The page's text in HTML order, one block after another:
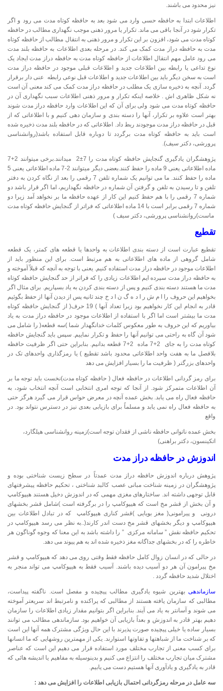
نیز محدود می باشند.
اطلاعات ابتدا به حافظه حسی وارد می شود بعد به حافظه کوتاه مدت می رود و اگر
تکرار شود در آنجا باقی می ماند. تکرار یا مرور ذهنی موجب نگهداری مطالب در حافظه
کوتاه مدت می شود، افزون بر این تکرار و مرور ذهنی به انتقال مطالب از حافظه کوتاه
مدت به حافظه دراز مدت کمک می کند. در مرحله بعدی اطلاعات به حافظه بلند مدت
می رود عامل مهم انتقال اطلاعات از حافظه کوتاه مدت به حافظه دراز مدت ایجاد یک
نوع تداعی یا رابطه بین اطلاعات جدید و اطلاعات قبلی موجود در حافظه دراز مدت
است به سخن دیگر باید بین اطلاعات جدید و اطلاعات قبل نوعی رابطه عنی دار برقرار
گردد. آنچه به ذخیره سازی یک مطلب در حافظه دراز مدت کمک می کند معنی آن است
نه شکل ظاهری اش . خلاصه اینکه تکرار و مرور ذهنی اطلاعات سبب نگهداری آن در
حافظه کوتاه مدت می شود ولی برای آن که این اطلاعات وارد حافظه دراز مدت شوند
بهتر است علاوه بر تکرار، آنها را دسته بندی و سازمان دهی کنیم و با اطلاعاتی که از
قبل در حافظه دراز مدت موجودند ربط داد. اطلاعاتی که در حافظه بلند مدت ذخیره شده
است باید به حافظه کوتاه مدت برگردد تا دوباره قابل استفاده باشد(روانشناسی
پرورشی، دکتر سیف).
پژوهشگران یادگیری گنجایش حافظه کوتاه مدت را 7±2 میدانند.برخی میتوانند 2+7
ماده اطلاعاتی یعنی 9 ماده را حفظ کنند.بعضی دیگر میتوانند 2-7 ماده اطلاعاتی یعنی 5
ماده را حفظ کنند. ما می توانیم یک شماره تلفن 7 رقمی را بعد از نگاه کردن به دفتر
تلفن و تا رسیدن به تلفن و گرفتن آن شماره در حافظه نگهداریم، اما اگر قرار باشد دو
شماره 7 رقمی را با هم حفظ کنیم این کار از عهده حافظه ما بر نخواهد آمد زیرا دو
شماره 7 رقمی برابر است با 14 ماده اطلاعاتی که فراتر از گنجایش حافظه کوتاه مدت
ماست)روانشناسی پرورشی، دکتر سیف )
تقطیع
تقطیع عبارت است از دسته بندی اطلاعات به واحدها یا قطعه های کمتر، یک قطعه
شامل گروهی از ماده های اطلاعاتی به هم مرتبط است. برای این منظور باید از
اطلاعات موجود در حافظه دراز مدت استفاده کنیم. یعنی با توجه به آنچه که قبلاً آموخته و
به حافظه دراز مدت سپرده ایم اطلاعات زیادی را که فراتر از حد گنجایش حافظه کوتاه
مدت ما هستند دسته بندی کنیم و پس از دسته بندی کردن به یاد بسپاریم. برای مثال اگر
بخواهیم این حروف را ا م ش ر ا د ه گ ن ا د خ چند ثانیه پس از دیدن آنها از حفظ بگوئیم
قادر به انجام این کار نخواهیم بود زیرا تعداد آنها ) 19 حرف( از گنجایش حافظه کوتاه
مدت ما بیشتر است اما اگر با استفاده از اطلاعات موجود در حافظه دراز مدت به یاد
بیاوریم که این حروف به طور معکوس کلمات خدانگهدار شما )سه قطعه( را شامل می
شود آن گاه به راحتی می توانیم آنها را حفظ و تکرار نماییم. سپس باید گنجایش حافظه
کوتاه مدت را به جای 2+7 ماده 2+7 قطعه بدانیم. بنابراین حتی اگر ظرفیت حافظه
بلافصل ما به هفت واحد اطلاعاتی محدود باشد تقطیع ) یا رمزگذاری واحدهای تک در
واحدهای بزرگتر ( ظرفیت ما را بسیار افزایش می دهد
برای رمز گردانی اطلاعات در حافظه فعال ( حافظه کوتاه مدت)نخست باید توجه ما بر
آن اطلاعات متمرکز شود. از آنجا که توجه امری انتخابی است آنچه انتخاب شود، به
حافظه فعال راه می یابد. بخش عمده آنچه در معرض حواس قرار می گیرد هرگز حتی
به حافظه فعال راه نمی یابد و مسلماً برای بازیابی بعدی نیز در دسترس نتواند بود. در
واقع
بخش عمده ناتوانی حافظه ناشی از فقدان توجه است)زمینه روانشناسی هیلگارد،
اتکینسون، دکتر براهنی)
اندوزش در حافظه دراز مدت
پژوهش درباره اندوزش حافظه دراز مدت عمدتاً در سطح زیست شناختی بوده و
پژوهشگران در زمینه شناخت مبانی عصب کالبد شناختی ، تحکیم حافظه پیشرفتهای
قابل توجهی داشته اند. ساختارهای مغزی مهمی که در اندوزش دخیل هستند هیپوکامپ
و آن بخش از قشر مخ است که هیپوکامپ را در برگرفته است )شامل قشر بخشهای
درونی و پیرامونی( مغز بویایی )قشر کناری هیپوکامپ که در تبادل اطلاعات بین
هیپوکامپ و دیگر بخشهای قشر مخ دست اندر کارند(..به نظر می رسد هیپوکامپ در
تحکیم حافظه نقش ” سامانه مرکزی ” را داشته باشد به این معنا که وجوه گوناگون هر
خاطره را که در بخشهای جداگانه مغز ذخیره شده اند به هم پیوند می دهد.
در حالی که در انسان زوال کامل حافظه فقط وقتی روی می دهد که هیپوکامپ و قشر
مخ پیرامون آن هر دو آسیب دیده باشند. آسیب فقط به هیپوکامپ می تواند منجر به
اختلال شدید حافظه گردد .
سازماندهی بهترین شیوه یادگیری مطالب پیچیده و مفصل است. ناگفته پیداست،
مطالبی که سازمان یافته هستند از مطالبی که پراکنده و نامرتبط اند سریعتر آموخته
می شوند و آسانتر به یاد می آیند. بنابراین اگر بتوانیم مقدار زیادی اطلاعات را سازمان
دهیم بهتر قادر به اندوزش و بعداً بازیابی آن خواهیم بود. سازماندهی مطالب می توانند
بسیار ساده یا خیلی پیچیده صورت پذیرند با این حال ویژگی مشترک همه آنها این است
که بر شناخت ما از شباهتها و تفاوتها استوارند. یکی از مهمترین روشهایی که ما انسانها
برای کسب معنی از تجارب مختلف مورد استفاده قرار می دهیم این است که عناصر
مشترک میان تجارب مختلف را انتزاع می کنیم و بدینوسیله به مفاهیم یا اندیشه هائی که
قادر به یادگیری و یادآوری آنها هستیم دست می یابیم.
سه عامل در مرحله رمزگردانی احتمال بازیابی اطلاعات را افزایش می دهد :